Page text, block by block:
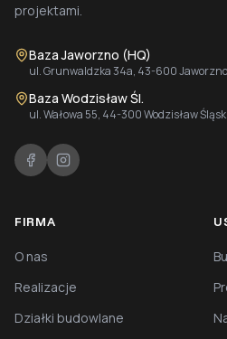
projektami.
Baza Jaworzno (HQ)
ul. Grunwaldzka 34a, 43-600 Jaworzno
Baza Wodzisław Śl.
ul. Wałowa 55, 44-300 Wodzisław Śląski
FIRMA
O nas
Realizacje
Działki budowlane